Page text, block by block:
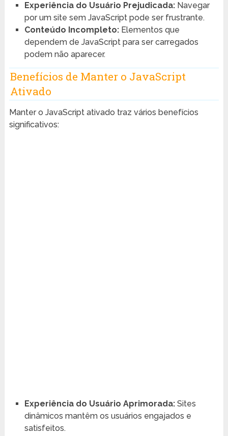
Experiência do Usuário Prejudicada:Navegar
por um site sem JavaScript pode ser frustrante.
Conteúdo Incompleto:Elementos que
dependem de JavaScript para ser carregados
podem não aparecer.
Benefícios de Manter o JavaScript
Ativado
Manter o JavaScript ativado traz vários benefícios
significativos:
Experiência do Usuário Aprimorada:Sites
dinâmicos mantêm os usuários engajados e
satisfeitos.